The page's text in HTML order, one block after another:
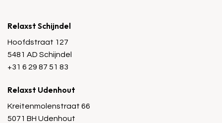
Relaxst Schijndel
Hoofdstraat 127
5481 AD Schijndel
+31 6 29 87 51 83
Relaxst Udenhout
Kreitenmolenstraat 66
5071 BH Udenhout